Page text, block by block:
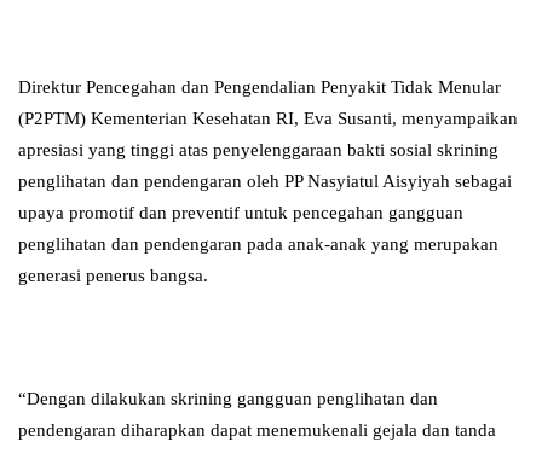
Direktur Pencegahan dan Pengendalian Penyakit Tidak Menular
(P2PTM) Kementerian Kesehatan RI, Eva Susanti, menyampaikan
apresiasi yang tinggi atas penyelenggaraan bakti sosial skrining
penglihatan dan pendengaran oleh PP Nasyiatul Aisyiyah sebagai
upaya promotif dan preventif untuk pencegahan gangguan
penglihatan dan pendengaran pada anak-anak yang merupakan
generasi penerus bangsa.
“Dengan dilakukan skrining gangguan penglihatan dan
pendengaran diharapkan dapat menemukenali gejala dan tanda